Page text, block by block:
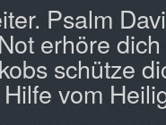
Psalm
erhöre
schütze
vom